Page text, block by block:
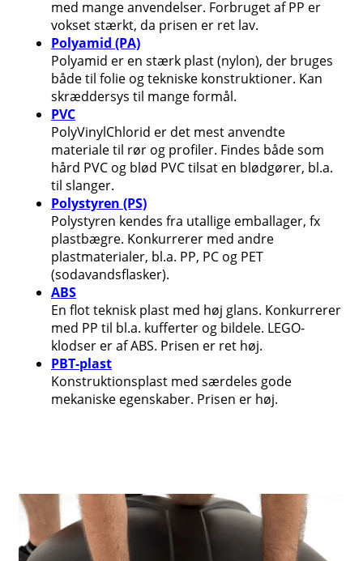
med mange anvendelser. Forbruget af PP er
vokset stærkt, da prisen er ret lav.
Polyamid (PA)
Polyamid er en stærk plast (nylon), der bruges
både til folie og tekniske konstruktioner. Kan
skræddersys til mange formål.
PVC
PolyVinylChlorid er det mest anvendte
materiale til rør og profiler. Findes både som
hård PVC og blød PVC tilsat en blødgører, bl.a.
til slanger.
Polystyren (PS)
Polystyren kendes fra utallige emballager, fx
plastbægre. Konkurrerer med andre
plastmaterialer, bl.a. PP, PC og PET
(sodavandsflasker).
ABS
En flot teknisk plast med høj glans. Konkurrerer
med PP til bl.a. kufferter og bildele. LEGO-
klodser er af ABS. Prisen er ret høj.
PBT-plast
Konstruktionsplast med særdeles gode
mekaniske egenskaber. Prisen er høj.